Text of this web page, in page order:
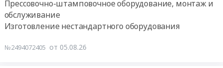
Прессовочно-штамповочное оборудование, монтаж и
обслуживание
Изготовление нестандартного оборудования
№2494072405 от 05.08.26